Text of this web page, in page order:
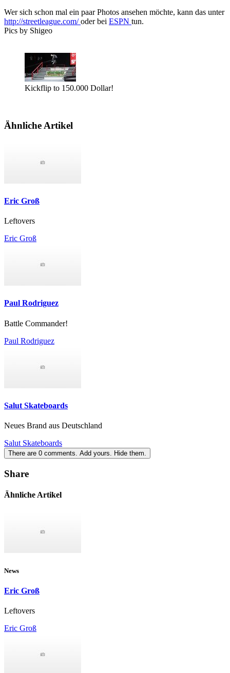
Wer sich schon mal ein paar Photos ansehen möchte, kann das unter
http://streetleague.com/oder bei ESPN tun.
Pics by Shigeo
Kickflip to 150.000 Dollar!
Ähnliche Artikel
Eric Groß
Leftovers
Eric Groß
Paul Rodriguez
Battle Commander!
Paul Rodriguez
Salut Skateboards
Neues Brand aus Deutschland
Salut Skateboards
There are 0 comments. Add yours. Hide them.
Share
Ähnliche Artikel
News
Eric Groß
Leftovers
Eric Groß